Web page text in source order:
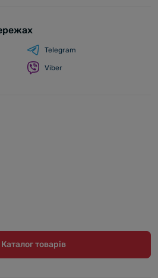
Каталог товарів
Telegram
Viber